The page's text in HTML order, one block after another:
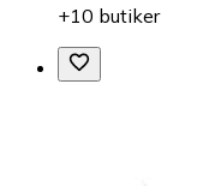
+10 butiker